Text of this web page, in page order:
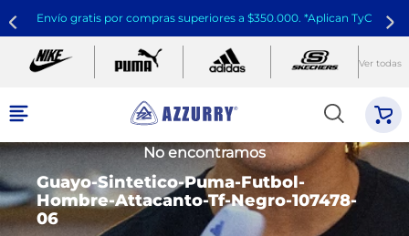
Envío gratis por compras superiores a $350.000. *Aplican TyC
Ver todas
No encontramos
Guayo-Sintetico-Puma-Futbol-
Hombre-Attacanto-Tf-Negro-107478-
06